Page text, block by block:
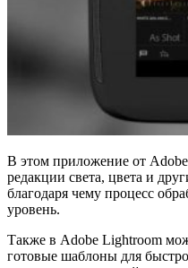
В этом приложение от
редакции света, цвета и
благодаря чему процесс
уровень.
Также в Adobe Lightroom
готовые шаблоны для